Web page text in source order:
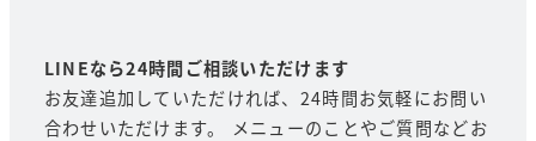
LINEなら24時間ご相談いただけます
お友達追加していただければ、24時間お気軽にお問い
合わせいただけます。 メニューのことやご質問などお